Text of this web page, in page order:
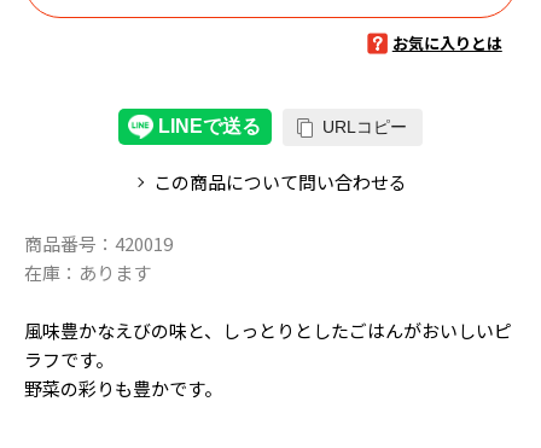
お気に入りとは
URLコピー
この商品について問い合わせる
商品番号： 420019
在庫： あります
風味豊かなえびの味と、しっとりとしたごはんがおいしいピ
ラフです。
野菜の彩りも豊かです。